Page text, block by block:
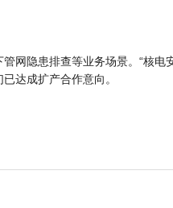
网隐患排查等业务场景。“核电
达成扩产合作意向。